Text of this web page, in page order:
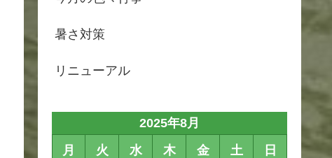
暑さ対策
リニューアル
2025年8月
月
火 水 木 金 土 日